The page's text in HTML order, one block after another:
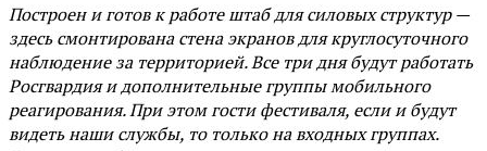
Построен и готов к работе штаб для силовых структур —
здесь смонтирована стена экранов для круглосуточного
наблюдение за территорией. Все три дня будут работать
Росгвардия и дополнительные группы мобильного
реагирования. При этом гости фестиваля, если и будут
видеть наши службы, то только на входных группах.